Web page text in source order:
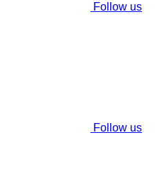
Follow us
Follow us